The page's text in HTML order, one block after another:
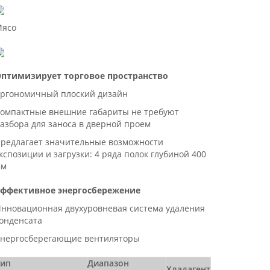
торговое пространство
плоский дизайн
внешние габариты не требуют
для заноса в дверной проем
значительные возможности
и загрузки: 4 ряда полок глубиной 400
энергосбережение
двухуровневая система удаления
вентиляторы
Диапазон